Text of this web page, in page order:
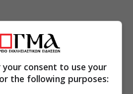
consent to use your
the following purposes: